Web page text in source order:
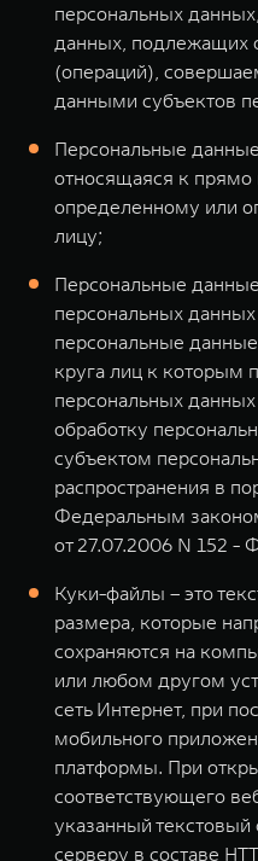
персональных
данных, подлежащих
(операций),
данными субъектов
Персональные
относящаяся к прямо
определенному или
лицу;
Персональные
персональных
персональные
круга лиц к которым
персональных
обработку
субъектом
распространения в
Федеральным
от 27.07.2006 N 152 -
Куки-файлы – это
размера, которые
сохраняются на
или любом другом
сеть Интернет, при
мобильного
платформы. При
соответствующего
указанный
серверу в составе